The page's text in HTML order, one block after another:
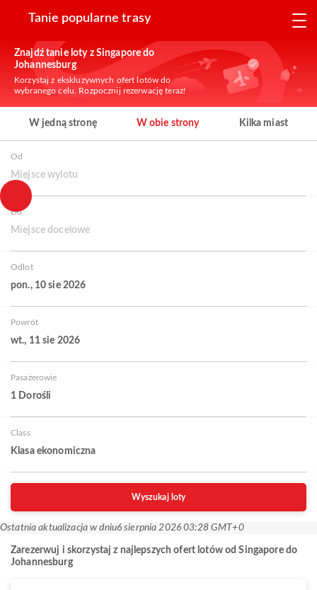
Tanie popularne trasy
Znajdź tanie loty z Singapore do
Johannesburg
Korzystaj z ekskluzywnych ofert lotów do
wybranego celu. Rozpocznij rezerwację teraz!
W jedną stronę W obie strony Kilka miast
Od
Miejsce wylotu
Do
Miejsce docelowe
Odlot
pon., 10 sie 2026
Powrót
wt., 11 sie 2026
Pasażerowie
1 Dorośli
Class
Klasa ekonomiczna
Wyszukaj loty
Ostatnia aktualizacja w dniu6 sierpnia 2026 03:28 GMT+0
Zarezerwuj i skorzystaj z najlepszych ofert lotów od Singapore do
Johannesburg